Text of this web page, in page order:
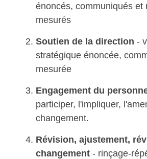
énoncés, communiqués et
mesurés
Soutien de la direction -
stratégique énoncée,
mesurée
Engagement du
participer, l'impliquer,
changement.
Révision, ajustement,
changement - rinçage-